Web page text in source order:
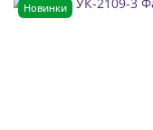
Новинки